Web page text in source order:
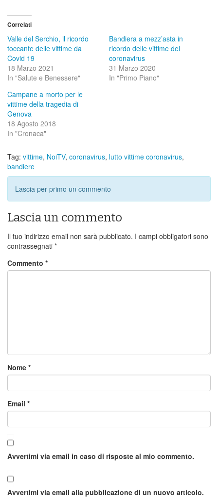
Correlati
Valle del Serchio, il ricordo
toccante delle vittime da
Covid 19
18 Marzo 2021
In "Salute e Benessere"
Bandiera a mezz’asta in
ricordo delle vittime del
coronavirus
31 Marzo 2020
In "Primo Piano"
Campane a morto per le
vittime della tragedia di
Genova
18 Agosto 2018
In "Cronaca"
Tag: vittime, NoiTV, coronavirus, lutto vittime coronavirus,
bandiere
Lascia per primo un commento
Lascia un commento
Il tuo indirizzo email non sarà pubblicato. I campi obbligatori sono
contrassegnati *
Commento *
Nome *
Email *
Avvertimi via email in caso di risposte al mio commento.
Avvertimi via email alla pubblicazione di un nuovo articolo.